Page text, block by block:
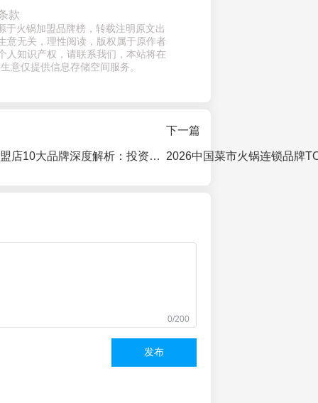
款
于火锅加盟品牌榜，转载注明原文出
意无关，理性阅读，版权属于原作者
人知识产权，请联系我们，本站将在
意仅提供信息存储空间服务。
2026年老火锅加盟店10大品牌深度解析：投资门槛、市场格局与避坑指南
下一篇
0/200
发布